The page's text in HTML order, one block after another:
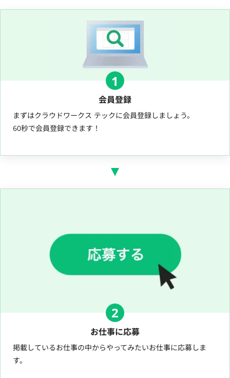
1
会員登録
まずはクラウドワークス テックに会員登録しましょう。
60秒で会員登録できます！
2
お仕事に応募
掲載しているお仕事の中からやってみたいお仕事に応募しま
す。